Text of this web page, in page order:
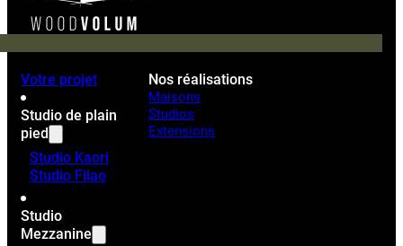
Votre projet
Studio de plain
pied
Studio Kaori
Studio Filao
Studio
Mezzanine
Nos réalisations
Maisons
Studios
Extensions